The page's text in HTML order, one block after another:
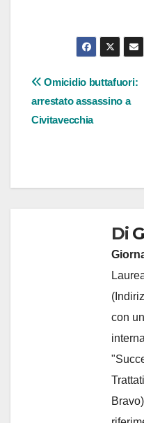
articoli
Omicidio buttafuori:
arrestato assassino a
Civitavecchia
Di
con